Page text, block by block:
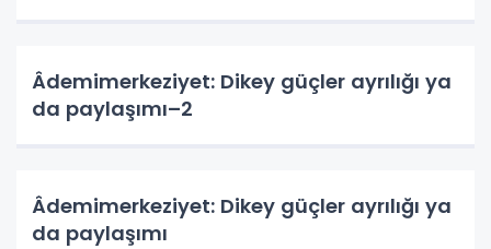
Âdemimerkeziyet: Dikey güçler ayrılığı ya
da paylaşımı–2
Âdemimerkeziyet: Dikey güçler ayrılığı ya
da paylaşımı